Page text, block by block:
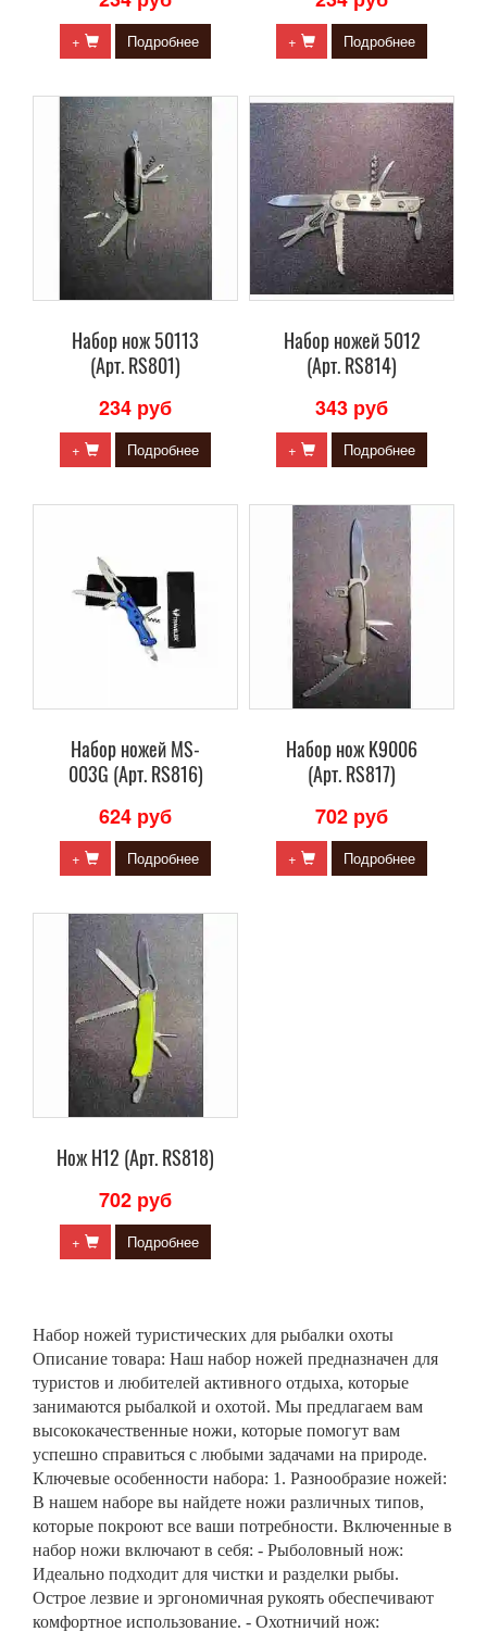
+ Подробнее + Подробнее
Набор нож 50113
(Арт. RS801)
234 руб
+ Подробнее
Набор ножей 5012
(Арт. RS814)
343 руб
+ Подробнее
Набор ножей MS-
003G (Арт. RS816)
624 руб
+ Подробнее
Набор нож K9006
(Арт. RS817)
702 руб
+ Подробнее
Нож H12 (Арт. RS818)
702 руб
+ Подробнее
Набор ножей туристических для рыбалки охоты
Описание товара: Наш набор ножей предназначен для
туристов и любителей активного отдыха, которые
занимаются рыбалкой и охотой. Мы предлагаем вам
высококачественные ножи, которые помогут вам
успешно справиться с любыми задачами на природе.
Ключевые особенности набора: 1. Разнообразие ножей:
В нашем наборе вы найдете ножи различных типов,
которые покроют все ваши потребности. Включенные в
набор ножи включают в себя: - Рыболовный нож:
Идеально подходит для чистки и разделки рыбы.
Острое лезвие и эргономичная рукоять обеспечивают
комфортное использование. - Охотничий нож: